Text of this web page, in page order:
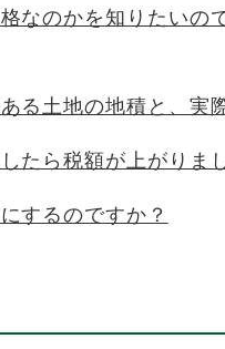
なのかを知りたいの
る土地の地積と、実
たら税額が上がりま
するのですか？